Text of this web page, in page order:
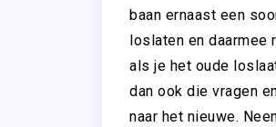
baan ernaast een
loslaten en
als je het oude
dan ook die vragen
naar het nieuwe.